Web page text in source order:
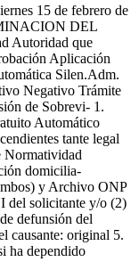
15 de febrero de
DEL
Autoridad que
Aplicación
Silen.Adm.
Negativo Trámite
de Sobrevi- 1.
Automático
tante legal
Normatividad
domicilia-
y Archivo ONP
del solicitante y/o (2)
defunsión del
causante: original 5.
ha dependido